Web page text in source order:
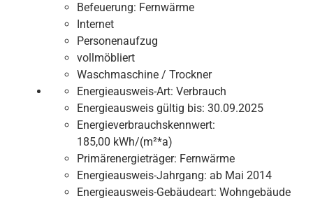
Befeuerung: Fernwärme
Internet
Personenaufzug
vollmöbliert
Waschmaschine / Trockner
Energieausweis-Art: Verbrauch
Energieausweis gültig bis: 30.09.2025
Energieverbrauchskennwert:
185,00 kWh/(m²*a)
Primärenergieträger: Fernwärme
Energieausweis-Jahrgang: ab Mai 2014
Energieausweis-Gebäudeart: Wohngebäude